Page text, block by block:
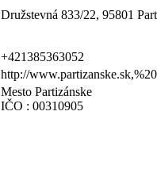
Družstevná 833/22, 95801
+421385363052
http://
Mesto Partizánske
IČO : 00310905